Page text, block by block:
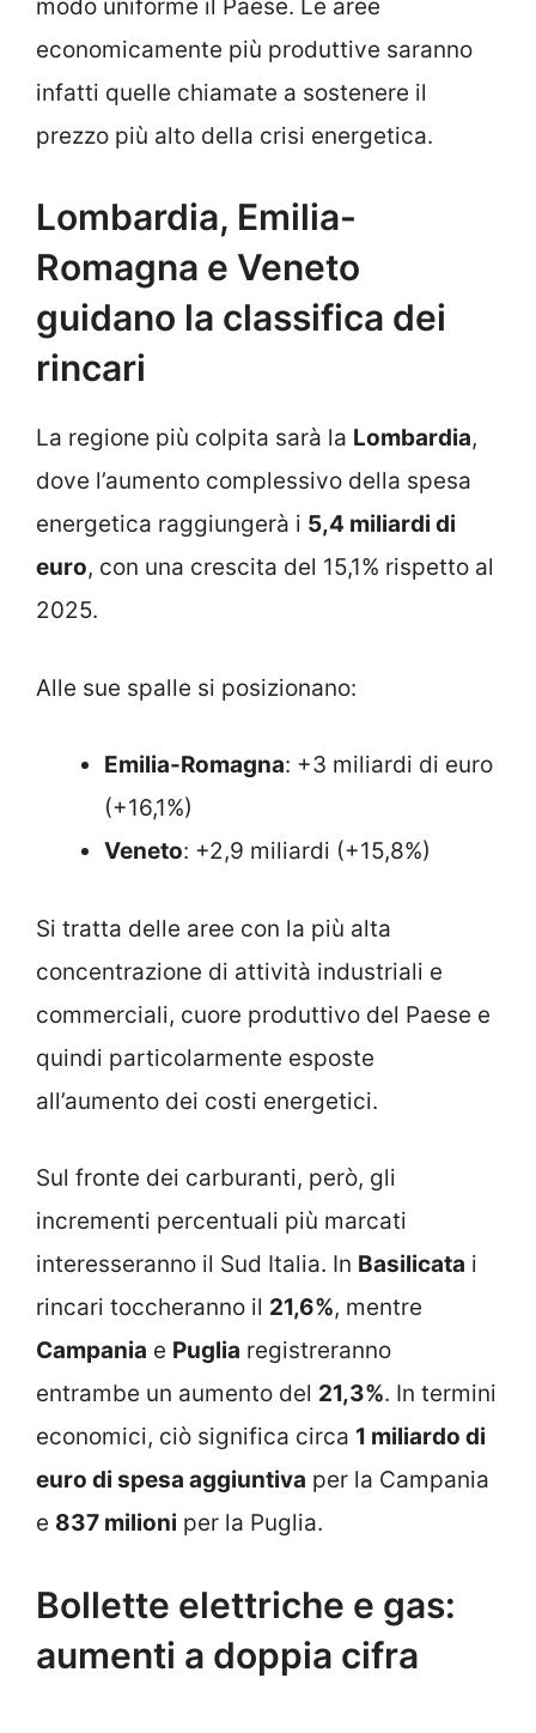
modo uniforme il Paese. Le aree
economicamente più produttive saranno
infatti quelle chiamate a sostenere il
prezzo più alto della crisi energetica.
Lombardia, Emilia-
Romagna e Veneto
guidano la classifica dei
rincari
La regione più colpita sarà la Lombardia,
dove l’aumento complessivo della spesa
energetica raggiungerà i 5,4 miliardi di
euro, con una crescita del 15,1% rispetto al
2025.
Alle sue spalle si posizionano:
Emilia-Romagna: +3 miliardi di euro
(+16,1%)
Veneto: +2,9 miliardi (+15,8%)
Si tratta delle aree con la più alta
concentrazione di attività industriali e
commerciali, cuore produttivo del Paese e
quindi particolarmente esposte
all’aumento dei costi energetici.
Sul fronte dei carburanti, però, gli
incrementi percentuali più marcati
interesseranno il Sud Italia. In Basilicata i
rincari toccheranno il 21,6%, mentre
Campania e Puglia registreranno
entrambe un aumento del 21,3%. In termini
economici, ciò significa circa 1 miliardo di
euro di spesa aggiuntiva per la Campania
e 837 milioni per la Puglia.
Bollette elettriche e gas:
aumenti a doppia cifra